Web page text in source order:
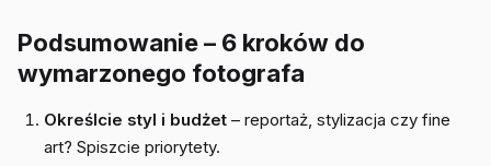
Podsumowanie – 6 kroków do
wymarzonego fotografa
Określcie styl i budżet – reportaż, stylizacja czy fine
art? Spiszcie priorytety.